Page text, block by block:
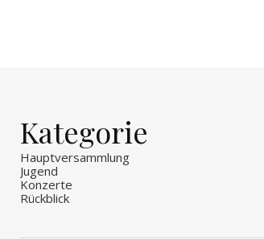
Kategorie
Hauptversammlung
Jugend
Konzerte
Rückblick